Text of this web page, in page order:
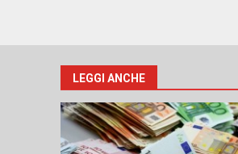
LEGGI ANCHE